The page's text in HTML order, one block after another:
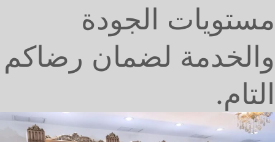
مستويات الجودة
والخدمة لضمان رضاكم
التام.